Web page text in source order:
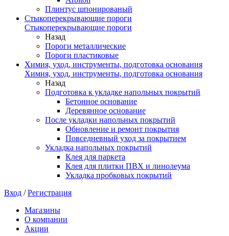
Плинтус шпонированый
Стыкоперекрывающие пороги
Стыкоперекрывающие пороги
Назад
Пороги металлические
Пороги пластиковые
Химия, уход, инструменты, подготовка основания
Химия, уход, инструменты, подготовка основания
Назад
Подготовка к укладке напольных покрытий
Бетонное основание
Деревянное основание
После укладки напольных покрытий
Обновление и ремонт покрытия
Повседневный уход за покрытием
Укладка напольных покрытий
Клея для паркета
Клея для плитки ПВХ и линолеума
Укладка пробковых покрытий
Вход /Регистрация
Магазины
О компании
Акции